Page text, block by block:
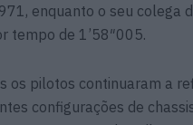
enquanto o seu
tempo de 1’58″005.
os pilotos continuaram a
configurações de